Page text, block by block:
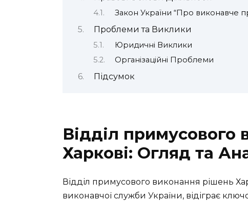
Закон України “Про виконавче
Проблеми та Виклики
Юридичні Виклики
Організаційні Проблеми
Підсумок
Відділ примусового
Харкові: Огляд та
Відділ примусового виконання рішень
виконавчої служби України, відіграє